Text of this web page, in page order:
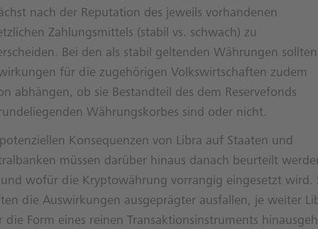
nach der Reputation des jeweils vorhandenen
Zahlungsmittels (stabil vs. schwach) zu
Bei den als stabil geltenden Währungen
für die zugehörigen Volkswirtschaften zudem
abhängen, ob sie Bestandteil des dem Reservefonds
Währungskorbes sind oder nicht.
Konsequenzen von Libra auf Staaten und
müssen darüber hinaus danach beurteilt
wofür die Kryptowährung vorrangig eingesetzt wird.
die Auswirkungen ausgeprägter ausfallen, je weiter
die Form eines reinen Transaktionsinstruments